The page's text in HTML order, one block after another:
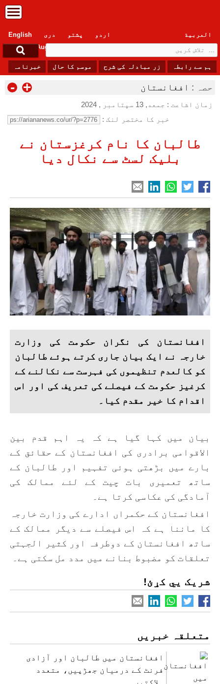
English دری پشتو العربیة
اردو
Friday, 7 August , 2026
ہم سے رابطہ زر مبادلہ کی شرح موسم کا حال خبرنامہ
حصہ : افغانستان - +
زمان اشاعت : جمعه, 13 سپتامبر , 2024
خبر کا مختصر لنک :
طالبان کا نام کرغزستان نے
بلیک لسٹ سے نکال دیا
افغانستان کی نگران حکومت کی وزارت
خارجہ نے ایک بیان جاری کرتے ہوئے طالبان
کو کالعدم تنظیموں کی فہرست سے نکالنے کے
کرغیز حکومت کے فیصلے کی تعریف کی اور اس
اقدام کا خیر مقدم کیا۔
بیان میں کہا گیا ہے کہ یہ اہم قدم بین
الاقوامی برادری کی افغانستان کے حقائق کے
بارے میں بڑھتی ہوئی تفہیم اور طالبان کے
ساتھ تعمیری بات چیت کے لئے ممالک کی
آمادگی کی عکاسی کرتا ہے۔
افغانستان کے حکمراں ادارے کی وزارت خارجہ
کا ماننا ہے کہ اس فیصلے سے دیگر ممالک کے
ساتھ افغانستان کے دوطرفہ اور کثیر الجہتی
تعلقات کو مضبوط بنانے میں مدد مل سکتی ہے۔
شریک یي کړئ!
متعلقہ خبریں
افغانستان میں طالبان اور آزادی
فرنٹ کے درمیان جھڑپیں، متعدد
ہلاکتیں